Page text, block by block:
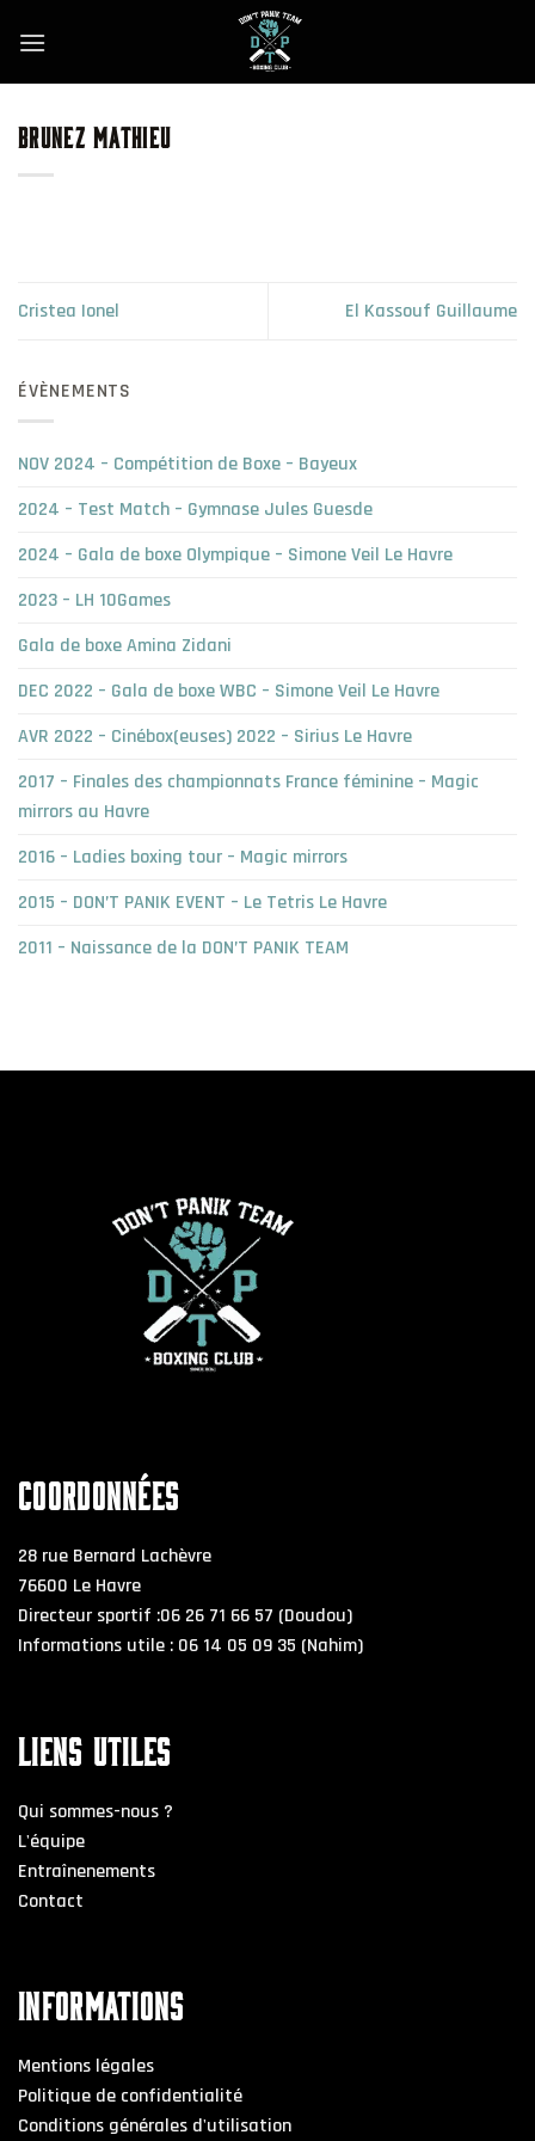
BRUNEZ MATHIEU
Cristea Ionel El Kassouf Guillaume
ÉVÈNEMENTS
NOV 2024 – Compétition de Boxe – Bayeux
2024 – Test Match – Gymnase Jules Guesde
2024 – Gala de boxe Olympique – Simone Veil Le Havre
2023 – LH 10Games
Gala de boxe Amina Zidani
DEC 2022 – Gala de boxe WBC – Simone Veil Le Havre
AVR 2022 – Cinébox(euses) 2022 – Sirius Le Havre
2017 – Finales des championnats France féminine – Magic
mirrors au Havre
2016 – Ladies boxing tour – Magic mirrors
2015 – DON’T PANIK EVENT – Le Tetris Le Havre
2011 – Naissance de la DON’T PANIK TEAM
COORDONNÉES
28 rue Bernard Lachèvre
76600 Le Havre
Directeur sportif :06 26 71 66 57 (Doudou)
Informations utile : 06 14 05 09 35 (Nahim)
LIENS UTILES
Qui sommes-nous ?
L'équipe
Entraînenements
Contact
INFORMATIONS
Mentions légales
Politique de confidentialité
Conditions générales d'utilisation